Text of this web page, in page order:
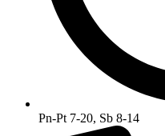
Pn-Pt 7-20, Sb 8-14